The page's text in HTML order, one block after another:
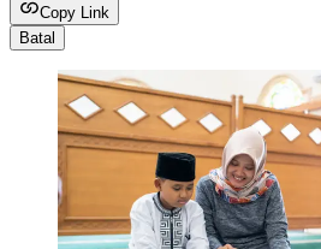
Copy Link
Batal